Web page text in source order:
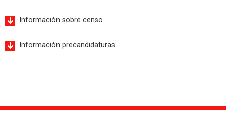
Información sobre censo
Información precandidaturas